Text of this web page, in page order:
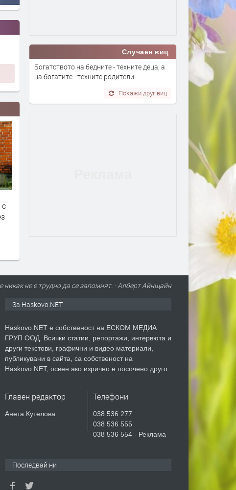
нередностите в здравни
Случаен виц
Богатството на бедните - техните деца, а
на богатите - техните родители.
Покажи друг виц
никак не е трудно да се запомнят. - Алберт Айнщайн
За Haskovo.NET
Haskovo.NET е собственост на ЕСКОМ МЕДИА
ГРУП ООД. Всички статии, репортажи, интервюта и
други текстови, графични и видео материали,
публикувани в сайта, са собственост на
Haskovo.NET, освен ако изрично е посочено друго.
Главен редактор
Анета Кутелова
Телефони
038 536 277
038 536 555
038 536 554 - Реклама
Последвай ни